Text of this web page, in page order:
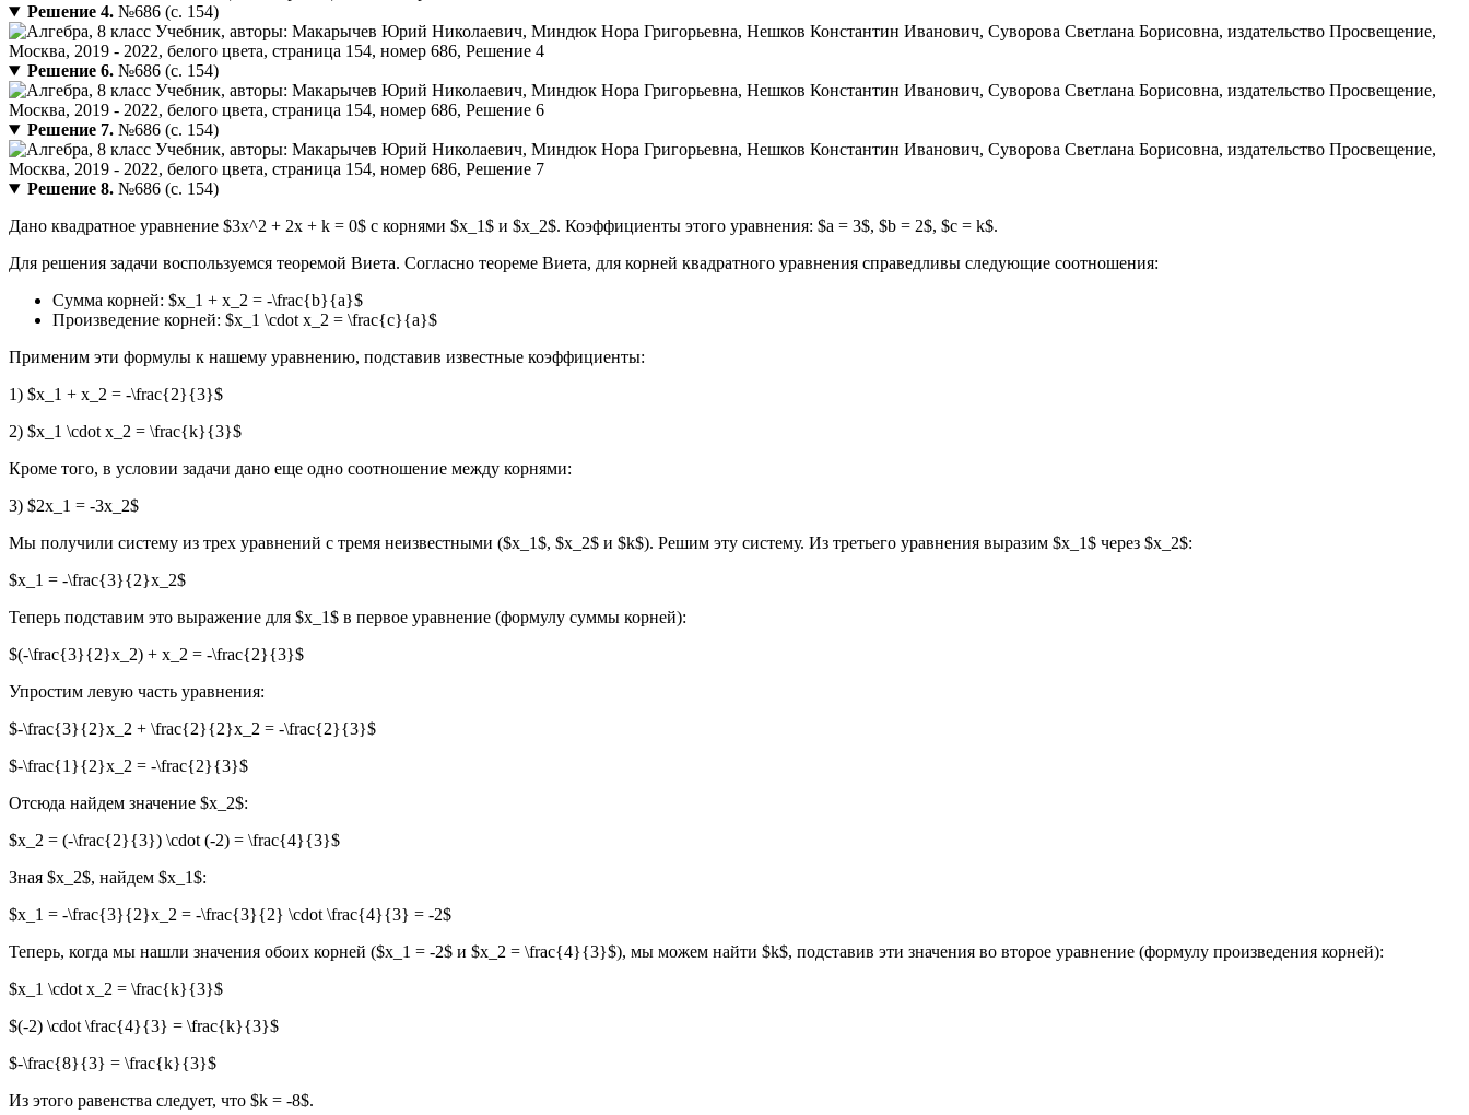
Решение 4.№686 (с. 154)
Решение 6.№686 (с. 154)
Решение 7.№686 (с. 154)
Решение 8.№686 (с. 154)
Дано квадратное уравнение $3x^2 + 2x + k = 0$ с корнями $x_1$ и $x_2$. Коэффициенты этого уравнения: $a = 3$, $b = 2$, $c = k$.
Для решения задачи воспользуемся теоремой Виета. Согласно теореме Виета, для корней квадратного уравнения справедливы следующие соотношения:
Сумма корней: $x_1 + x_2 = -\frac{b}{a}$
Произведение корней: $x_1 \cdot x_2 = \frac{c}{a}$
Применим эти формулы к нашему уравнению, подставив известные коэффициенты:
1) $x_1 + x_2 = -\frac{2}{3}$
2) $x_1 \cdot x_2 = \frac{k}{3}$
Кроме того, в условии задачи дано еще одно соотношение между корнями:
3) $2x_1 = -3x_2$
Мы получили систему из трех уравнений с тремя неизвестными ($x_1$, $x_2$ и $k$). Решим эту систему. Из третьего уравнения выразим $x_1$ через $x_2$:
$x_1 = -\frac{3}{2}x_2$
Теперь подставим это выражение для $x_1$ в первое уравнение (формулу суммы корней):
$(-\frac{3}{2}x_2) + x_2 = -\frac{2}{3}$
Упростим левую часть уравнения:
$-\frac{3}{2}x_2 + \frac{2}{2}x_2 = -\frac{2}{3}$
$-\frac{1}{2}x_2 = -\frac{2}{3}$
Отсюда найдем значение $x_2$:
$x_2 = (-\frac{2}{3}) \cdot (-2) = \frac{4}{3}$
Зная $x_2$, найдем $x_1$:
$x_1 = -\frac{3}{2}x_2 = -\frac{3}{2} \cdot \frac{4}{3} = -2$
Теперь, когда мы нашли значения обоих корней ($x_1 = -2$ и $x_2 = \frac{4}{3}$), мы можем найти $k$, подставив эти значения во второе уравнение (формулу произведения корней):
$x_1 \cdot x_2 = \frac{k}{3}$
$(-2) \cdot \frac{4}{3} = \frac{k}{3}$
$-\frac{8}{3} = \frac{k}{3}$
Из этого равенства следует, что $k = -8$.